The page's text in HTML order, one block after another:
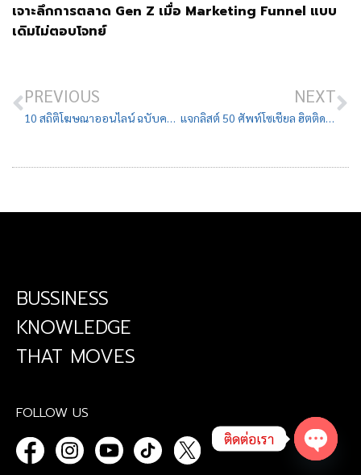
เจาะลึกการตลาด Gen Z เมื่อ Marketing Funnel แบบ
เดิมไม่ตอบโจทย์
PREVIOUS NEXT
BUSSINESS
KNOWLEDGE
THAT MOVES
FOLLOW US
และสามารถจัดการความเป็นส่วนตัวเองได้ของคุณได้เองโดยคลิกที่ตั้งค่า
ตั้งค่า ยอมรับ
ติดต่อเรา